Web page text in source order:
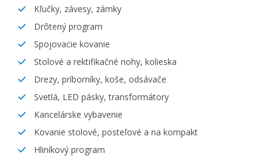
Kľučky, závesy, zámky
Drôtený program
Spojovacie kovanie
Stolové a rektifikačné nohy, kolieska
Drezy, príborníky, koše, odsávače
Svetlá, LED pásky, transformátory
Kancelárske vybavenie
Kovanie stolové, posteľové a na kompakt
Hliníkový program